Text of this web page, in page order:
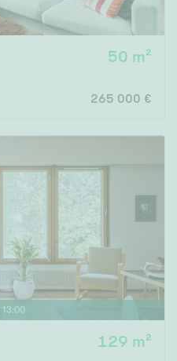
50 m²
265 000 €
13:00
129 m²